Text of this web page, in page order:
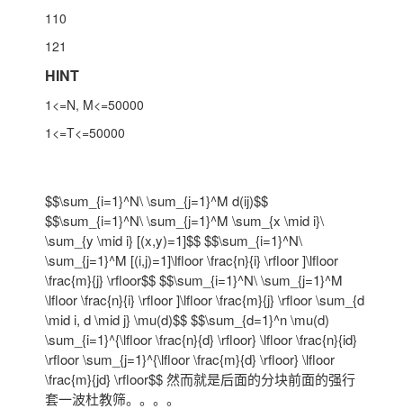
110
121
HINT
1<=N, M<=50000
1<=T<=50000
$$\sum_{i=1}^N\ \sum_{j=1}^M d(ij)$$
$$\sum_{i=1}^N\ \sum_{j=1}^M \sum_{x \mid i}\
\sum_{y \mid i} [(x,y)=1]$$ $$\sum_{i=1}^N\
\sum_{j=1}^M [(i,j)=1]\lfloor \frac{n}{i} \rfloor ]\lfloor
\frac{m}{j} \rfloor$$ $$\sum_{i=1}^N\ \sum_{j=1}^M
\lfloor \frac{n}{i} \rfloor ]\lfloor \frac{m}{j} \rfloor \sum_{d
\mid i, d \mid j} \mu(d)$$ $$\sum_{d=1}^n \mu(d)
\sum_{i=1}^{\lfloor \frac{n}{d} \rfloor} \lfloor \frac{n}{id}
\rfloor \sum_{j=1}^{\lfloor \frac{m}{d} \rfloor} \lfloor
\frac{m}{jd} \rfloor$$ 然而就是后面的分块前面的强行
套一波杜教筛。。。。